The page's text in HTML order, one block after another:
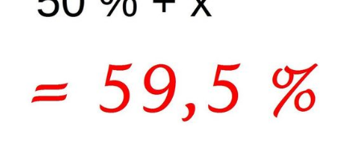
Aktuell
Intern